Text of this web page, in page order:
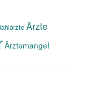
Ärzte
Ärztemangel